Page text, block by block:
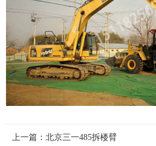
上一篇： 北京三一485拆楼臂